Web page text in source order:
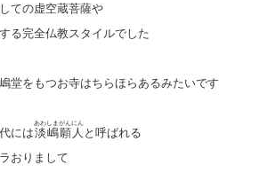
ての虚空蔵菩薩や
る完全仏教スタイルでした
堂をもつお寺はちらほらあるみたいです
には淡嶋願人
あわしまがんにん
と呼ばれる
おりまして